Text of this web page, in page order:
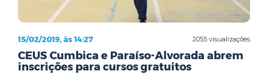
2055 visualizações
15/02/2019, às 14:27
CEUS Cumbica e Paraíso-Alvorada abrem
inscrições para cursos gratuitos